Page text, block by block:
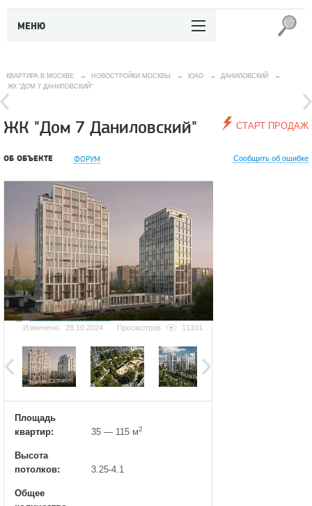
МЕНЮ
КВАРТИРА В МОСКВЕ → НОВОСТРОЙКИ МОСКВЫ → ЮАО → ДАНИЛОВСКИЙ
→
ЖК "ДОМ 7 ДАНИЛОВСКИЙ"
ЖК "Дом 7 Даниловский" СТАРТ ПРОДАЖ
ОБ ОБЪЕКТЕ ФОРУМ Сообщить об ошибке
Добавить фотографию
Изменено:
28.10.2024 Просмотров 11101
Площадь
квартир:
35 — 115 м2
Высота
потолков:
3.25-4.1
Общее